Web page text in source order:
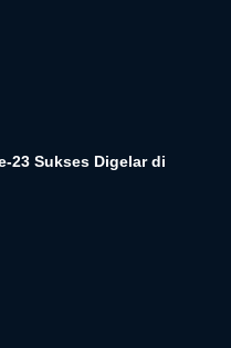
23 Sukses Digelar di